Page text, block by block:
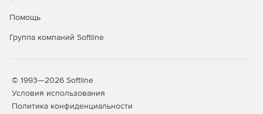
Помощь
Группа компаний Softline
© 1993—2026 Softline
Условия использования
Политика конфиденциальности